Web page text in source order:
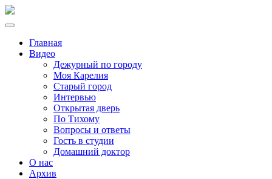
Главная
Видео
Дежурный по городу
Моя Карелия
Старый город
Интервью
Открытая дверь
По Тихому
Вопросы и ответы
Гость в студии
Домашний доктор
О нас
Архив